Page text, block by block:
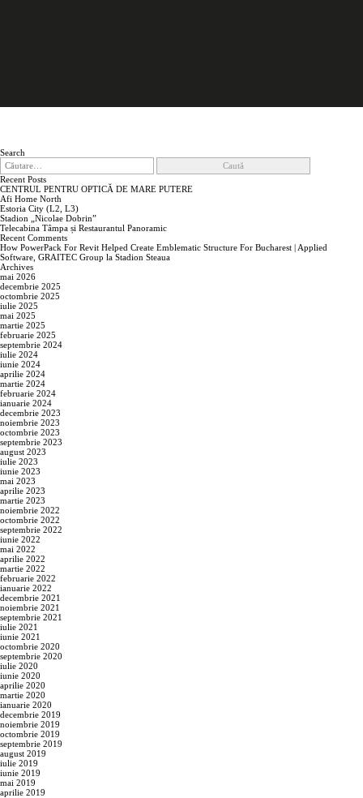
Search
Caută
după:
Recent Posts
CENTRUL PENTRU OPTICĂ DE MARE PUTERE
Afi Home North
Estoria City (L2, L3)
Stadion „Nicolae Dobrin”
Telecabina Tâmpa și Restaurantul Panoramic
Recent Comments
How PowerPack For Revit Helped Create Emblematic Structure For Bucharest | Applied
Software, GRAITEC Group la Stadion Steaua
Archives
mai 2026
decembrie 2025
octombrie 2025
iulie 2025
mai 2025
martie 2025
februarie 2025
septembrie 2024
iulie 2024
iunie 2024
aprilie 2024
martie 2024
februarie 2024
ianuarie 2024
decembrie 2023
noiembrie 2023
octombrie 2023
septembrie 2023
august 2023
iulie 2023
iunie 2023
mai 2023
aprilie 2023
martie 2023
noiembrie 2022
octombrie 2022
septembrie 2022
iunie 2022
mai 2022
aprilie 2022
martie 2022
februarie 2022
ianuarie 2022
decembrie 2021
noiembrie 2021
septembrie 2021
iulie 2021
iunie 2021
octombrie 2020
septembrie 2020
iulie 2020
iunie 2020
aprilie 2020
martie 2020
ianuarie 2020
decembrie 2019
noiembrie 2019
octombrie 2019
septembrie 2019
august 2019
iulie 2019
iunie 2019
mai 2019
aprilie 2019